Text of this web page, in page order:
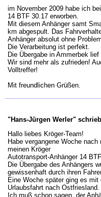
im November 2009 habe ich
14 BTF 30.17 erworben.
Mit diesem Anhänger samt
km abgespult. Das
Anhänger absolut ohne
Die Verarbeitung ist perfekt.
Die Übergabe in Ammerbek
Wir sind mehr als zufrieden!
Volltreffer!
Mit freundlichen Grüßen.
"Hans-Jürgen Werler"
Hallo liebes Kröger-Team!
Habe vergangene Woche
meinen Kröger
Autotransport-Anhänger 14
Die Übergabe des Anhängers
gewissenhaft durch ihren
Eine Woche später ging es
Urlaubsfahrt nach Ostfriesland.
Ich muß schon sagen, der